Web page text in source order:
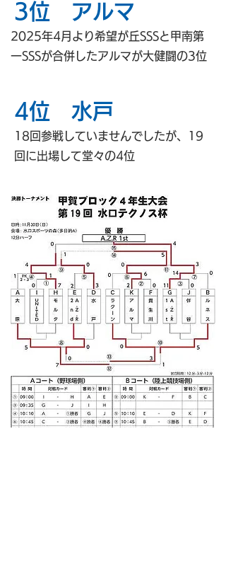
3位 アルマ
2025年4月より希望が丘SSSと甲南第
一SSSが合併したアルマが大健闘の3位
4位 水戸
​18回参戦していませんでしたが、19
回に出場して堂々の4位